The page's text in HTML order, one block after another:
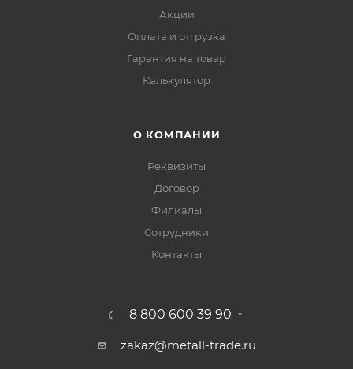
Акции
Оплата и отгрузка
Гарантия на товар
Калькулятор
О КОМПАНИИ
Реквизиты
Договор
Филиалы
Сотрудники
Контакты
8 800 600 39 90
zakaz@metall-trade.ru